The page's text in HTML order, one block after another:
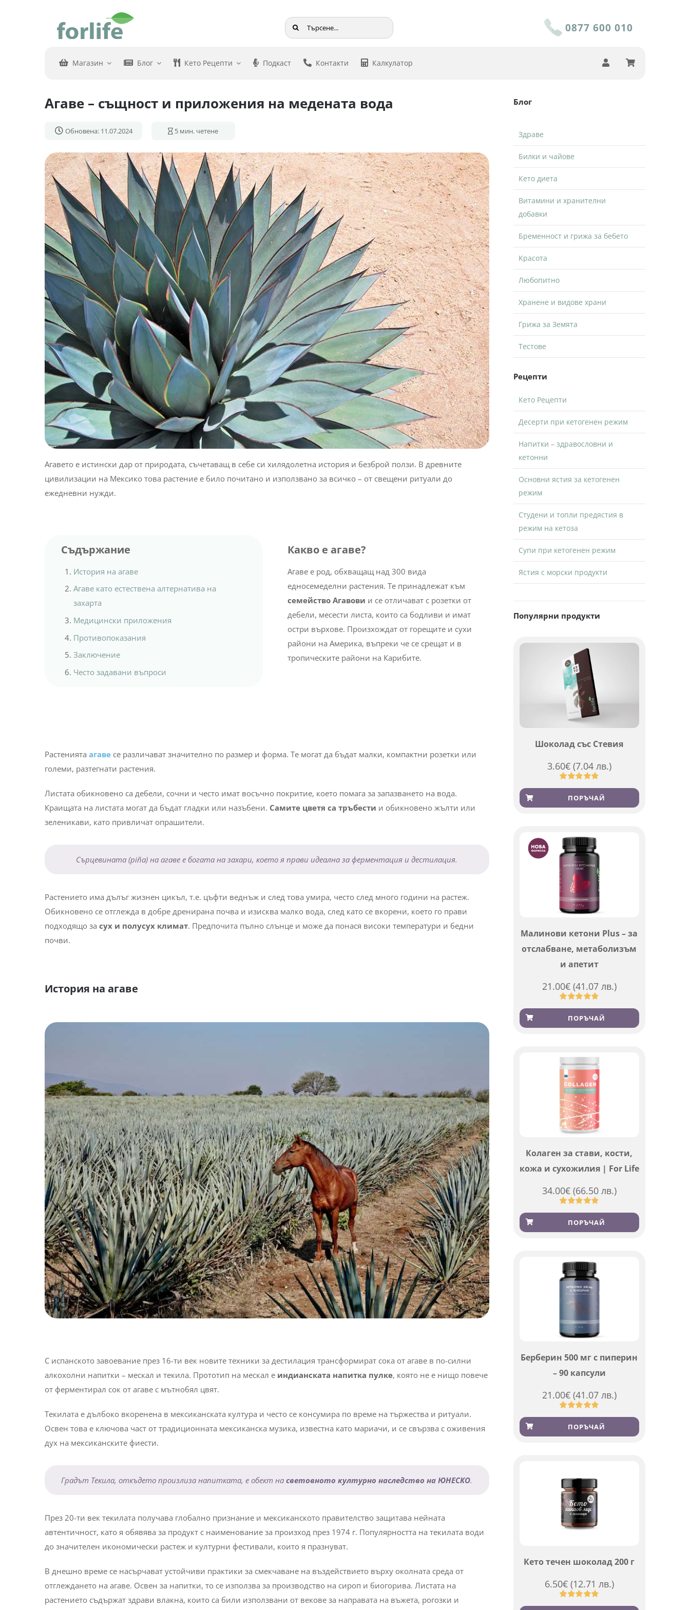
Търсене
...
0877 600 010
Магазин Блог Кето Рецепти Подкаст Контакти Калкулатор
Агаве – същност и приложения на медената вода
Обновена: 11.07.2024 5 мин. четене
Агавето е истински дар от природата, съчетаващ в себе си хилядолетна история и безброй ползи. В древните
цивилизации на Мексико това растение е било почитано и използвано за всичко – от свещени ритуали до
ежедневни нужди.
Съдържание
История на агаве
Агаве като естествена алтернатива на
захарта
Медицински приложения
Противопоказания
Заключение
Често задавани въпроси
Какво е агаве?
Агаве е род, обхващащ над 300 вида
едносемеделни растения. Те принадлежат към
семейство Агавови и се отличават с розетки от
дебели, месести листа, които са бодливи и имат
остри върхове. Произхождат от горещите и сухи
райони на Америка, въпреки че се срещат и в
тропическите райони на Карибите.
Растенията агаве се различават значително по размер и форма. Те могат да бъдат малки, компактни розетки или
големи, разтегнати растения.
Листата обикновено са дебели, сочни и често имат восъчно покритие, което помага за запазването на вода.
Краищата на листата могат да бъдат гладки или назъбени. Самите цветя са тръбести и обикновено жълти или
зеленикави, като привличат опрашители.
Сърцевината (piña) на агаве е богата на захари, което я прави идеална за ферментация и дестилация.
Растението има дълъг жизнен цикъл, т.е. цъфти веднъж и след това умира, често след много години на растеж.
Обикновено се отглежда в добре дренирана почва и изисква малко вода, след като се вкорени, което го прави
подходящо за сух и полусух климат. Предпочита пълно слънце и може да понася високи температури и бедни
почви.
История на агаве
С испанското завоевание през 16-ти век новите техники за дестилация трансформират сока от агаве в по-силни
алкохолни напитки – мескал и текила. Прототип на мескал е индианската напитка пулке, която не е нищо повече
от ферментирал сок от агаве с мътнобял цвят.
Текилата е дълбоко вкоренена в мексиканската култура и често се консумира по време на тържества и ритуали.
Освен това е ключова част от традиционната мексиканска музика, известна като мариачи, и се свързва с оживения
дух на мексиканските фиести.
Градът Текила, откъдето произлиза напитката, е обект насветовното културно наследство на ЮНЕСКО.
През 20-ти век текилата получава глобално признание и мексиканското правителство защитава нейната
автентичност, като я обявява за продукт с наименование за произход през 1974 г. Популярността на текилата води
до значителен икономически растеж и културни фестивали, които я празнуват.
В днешно време се насърчават устойчиви практики за смекчаване на въздействието върху околната среда от
отглеждането на агаве. Освен за напитки, то се използва за производство на сироп и биогорива. Листата на
растението съдържат здрави влакна, които са били използвани от векове за направата на въжета, рогозки и
Блог
Здраве
Билки и чайове
Кето диета
Витамини и хранителни
добавки
Бременност и грижа за бебето
Kрасота
Любопитно
Хранене и видове храни
Грижа за Земята
Тестове
Рецепти
Кето Рецепти
Десерти при кетогенен режим
Напитки – здравословни и
кетонни
Основни ястия за кетогенен
режим
Студени и топли предястия в
режим на кетоза
Супи при кетогенен режим
Ястия с морски продукти
Популярни продукти
Шоколад със Стевия
3.60€ (7.04 лв.)
Оценен
4.79от 5,
185
ПОРЪЧАЙ
Малинови кетони Plus – за
отслабване, метаболизъм
и апетит
21.00€ (41.07 лв.)
Оценен
4.76от 5,
базирано
819
ПОРЪЧАЙ
Колаген за стави, кости,
кожа и сухожилия | For Life
34.00€ (66.50 лв.)
Оценен
4.83от 5,
базирано
923
ПОРЪЧАЙ
Берберин 500 мг с пиперин
– 90 капсули
21.00€ (41.07 лв.)
Оценен
4.84от 5,
базирано
369
ПОРЪЧАЙ
Кето течен шоколад 200 г
6.50€ (12.71 лв.)
Оценен
501